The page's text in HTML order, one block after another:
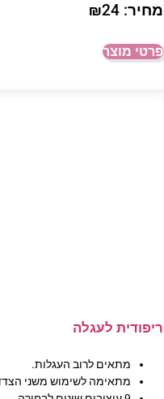
מחיר: ₪24
פרטי מוצר
ריפודית לעגלה
מתאים לרוב העגלות.
מתאימה לשימוש משני